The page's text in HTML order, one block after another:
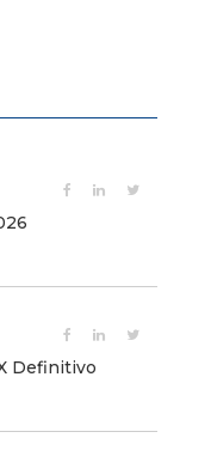
Definitivo